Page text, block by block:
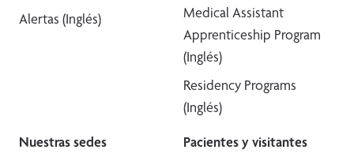
Alertas (Inglés)
Medical Assistant
Apprenticeship Program
(Inglés)
Residency Programs
(Inglés)
Nuestras sedes
Pacientes y visitantes